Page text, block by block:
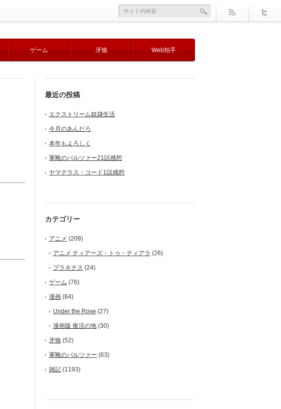
ゲーム 牙狼 Web拍手
最近の投稿
エクストリーム奴隷生活
今月のあんだろ
本年もよろしく
軍靴のバルツァー21話感想
ヤマテラス・コード1話感想
カテゴリー
アニメ (209)
アニメ ティアーズ・トゥ・ティアラ (26)
プラネテス (24)
ゲーム (76)
漫画 (64)
Under the Rose (27)
漫画版 復活の地 (30)
牙狼 (52)
軍靴のバルツァー (63)
雑記 (1193)